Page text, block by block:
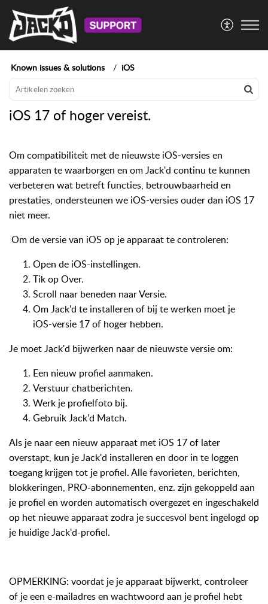
Known issues & solutions iOS
iOS 17 of hoger vereist.
Om compatibiliteit met de nieuwste iOS‑versies en
apparaten te waarborgen en om Jack'd continu te kunnen
verbeteren wat betreft functies, betrouwbaarheid en
prestaties, ondersteunen we iOS‑versies ouder dan iOS 17
niet meer.
Om de versie van iOS op je apparaat te controleren:
Open de iOS-instellingen.
Tik op Over.
Scroll naar beneden naar Versie.
Om Jack'd te installeren of bij te werken moet je
iOS‑versie 17 of hoger hebben.
Je moet Jack'd bijwerken naar de nieuwste versie om:
Een nieuw profiel aanmaken.
Verstuur chatberichten.
Werk je profielfoto bij.
Gebruik Jack'd Match.
Als je naar een nieuw apparaat met iOS 17 of later
overstapt, kun je Jack'd installeren en door in te loggen
toegang krijgen tot je profiel. Alle favorieten, berichten,
blokkeringen, PRO-abonnementen, enz. zijn gekoppeld aan
je profiel en worden automatisch overgezet en ingeschakeld
op het nieuwe apparaat zodra je succesvol bent ingelogd op
je huidige Jack'd-profiel.
OPMERKING: voordat je je apparaat bijwerkt, controleer
of je een e-mailadres en wachtwoord aan je profiel hebt